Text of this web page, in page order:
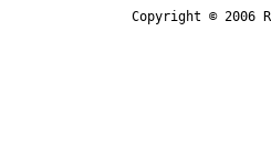
Copyright © 2006